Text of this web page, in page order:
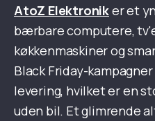
AtoZ Elektroniker et
bærbare computere,
køkkenmaskiner og
Black Friday-
levering, hvilket er en
uden bil. Et glimrende